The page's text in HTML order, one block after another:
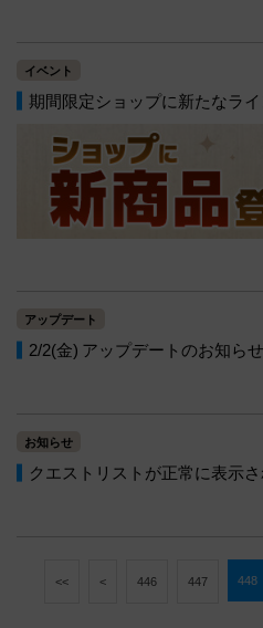
イベント
期間限定ショップに新たなライ
アップデート
2/2(金) アップデートのお知らせ
お知らせ
クエストリストが正常に表示
<< < 446 447 448